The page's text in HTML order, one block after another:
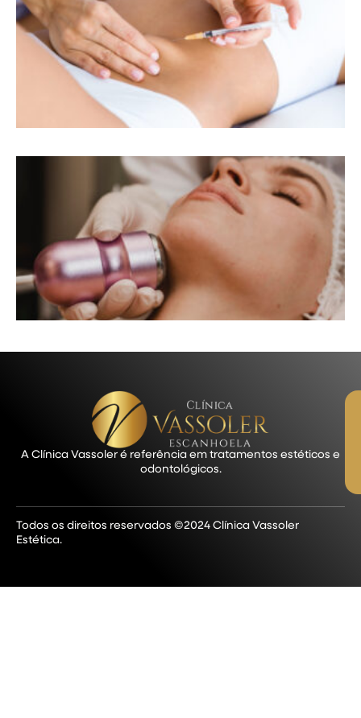
A Clínica Vassoler é referência em tratamentos estéticos e
odontológicos.
Todos os direitos reservados ©2024 Clínica Vassoler
Estética.